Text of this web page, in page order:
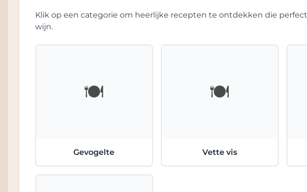
Klik op een categorie om heerlijke recepten te ontdekken die
wijn.
🍽️
Gevogelte
🍽️
Vette vis